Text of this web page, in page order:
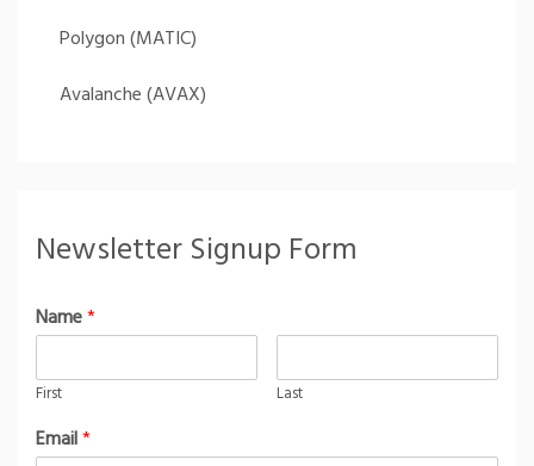
Polygon (MATIC)
Avalanche (AVAX)
Newsletter Signup Form
Name*
First Last
Email*